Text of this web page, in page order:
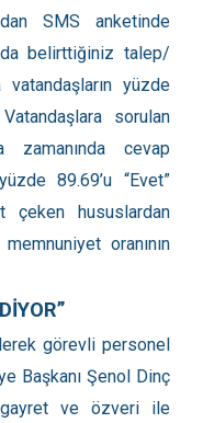
SMS anketinde
belirttiğiniz talep/
yüzde
sorulan
cevap
89.69’u “Evet”
çeken hususlardan
oranının
görevli personel
Başkanı Şenol Dinç
gayret ve özveri ile